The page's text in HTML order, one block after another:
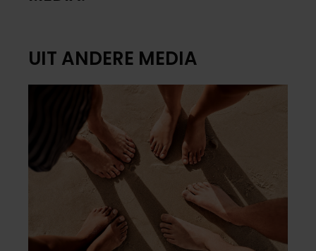
UIT ANDERE MEDIA